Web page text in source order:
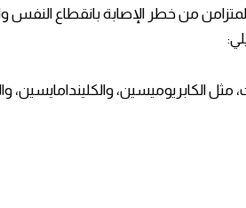
من خطر الإصابة بانقطاع النفس
مثل الكابريوميسين، والكليندامايسين،